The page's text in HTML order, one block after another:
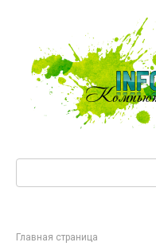
Главная страница